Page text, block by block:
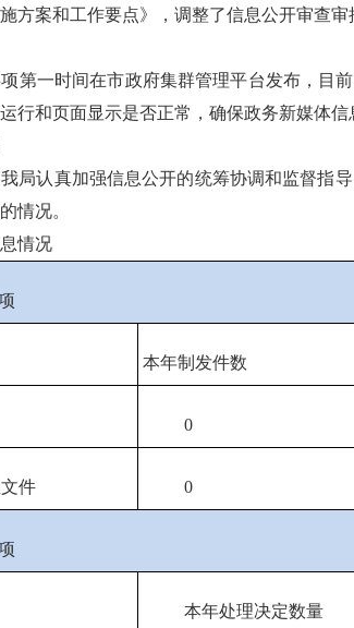
方案和工作要点》，调整了信息公开审查
第一时间在市政府集群管理平台发布，目
行和页面显示是否正常，确保政务新媒体信
局认真加强信息公开的统筹协调和监督指
情况。
情况
本年制发件数
0
件 0
本年处理决定数量